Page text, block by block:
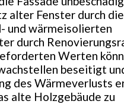
alter Fenster durch
und wärmeisolierten
durch
Werten
beseitigt
des Wärmeverlusts
alte Holzgebäude zu